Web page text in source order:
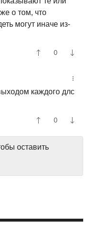
о том, что
могут иначе из-
0
каждого длс
0
оставить